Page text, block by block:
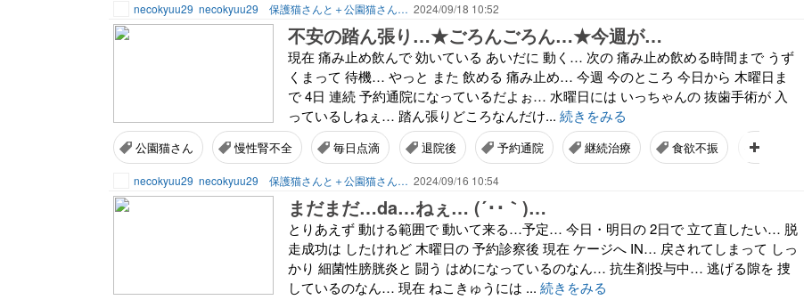
necokyuu29 necokyuu29 保護猫さんと＋公園猫さん… 2024/09/18 10:52
不安の踏ん張り…★ごろんごろん…★今週が…
現在 痛み止め飲んで 効いている あいだに 動く… 次の 痛み止め飲める時間まで うず
くまって 待機… やっと また 飲める 痛み止め… 今週 今のところ 今日から 木曜日ま
で 4日 連続 予約通院になっているだよぉ… 水曜日には いっちゃんの 抜歯手術が 入
っているしねぇ… 踏ん張りどころなんだけ... 続きをみる
公園猫さん 慢性腎不全 毎日点滴 退院後 予約通院 継続治療 食欲不振
necokyuu29 necokyuu29 保護猫さんと＋公園猫さん… 2024/09/16 10:54
まだまだ…da…ねぇ… (´･･｀)…
とりあえず 動ける範囲で 動いて来る…予定… 今日・明日の 2日で 立て直したい… 脱
走成功は したけれど 木曜日の 予約診察後 現在 ケージへ IN… 戻されてしまって しっ
かり 細菌性膀胱炎と 闘う はめになっているのなん… 抗生剤投与中… 逃げる隙を 捜
しているのなん… 現在 ねこきゅうには ... 続きをみる